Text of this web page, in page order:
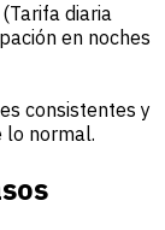
diaria
en noches
consistentes y
lo normal.